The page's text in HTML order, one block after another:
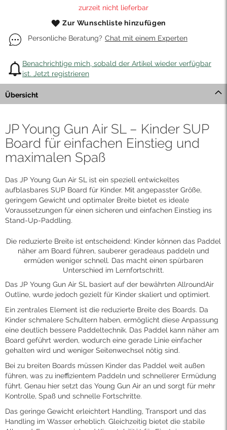
zurzeit nicht lieferbar
Zur Wunschliste hinzufügen
Personliche Beratung? Chat mit einem Experten
Benachrichtige mich, sobald der Artikel wieder verfügbar
ist. Jetzt registrieren
Übersicht
JP Young Gun Air SL – Kinder SUP
Board für einfachen Einstieg und
maximalen Spaß
Das JP Young Gun Air SL ist ein speziell entwickeltes
aufblasbares SUP Board für Kinder. Mit angepasster Größe,
geringem Gewicht und optimaler Breite bietet es ideale
Voraussetzungen für einen sicheren und einfachen Einstieg ins
Stand-Up-Paddling.
Die reduzierte Breite ist entscheidend: Kinder können das Paddel
näher am Board führen, sauberer geradeaus paddeln und
ermüden weniger schnell. Das macht einen spürbaren
Unterschied im Lernfortschritt.
Das JP Young Gun Air SL basiert auf der bewährten AllroundAir
Outline, wurde jedoch gezielt für Kinder skaliert und optimiert.
Ein zentrales Element ist die reduzierte Breite des Boards. Da
Kinder schmalere Schultern haben, ermöglicht diese Anpassung
eine deutlich bessere Paddeltechnik. Das Paddel kann näher am
Board geführt werden, wodurch eine gerade Linie einfacher
gehalten wird und weniger Seitenwechsel nötig sind.
Bei zu breiten Boards müssen Kinder das Paddel weit außen
führen, was zu ineffizientem Paddeln und schnellerer Ermüdung
führt. Genau hier setzt das Young Gun Air an und sorgt für mehr
Kontrolle, Spaß und schnelle Fortschritte.
Das geringe Gewicht erleichtert Handling, Transport und das
Handling im Wasser erheblich. Gleichzeitig bietet die stabile